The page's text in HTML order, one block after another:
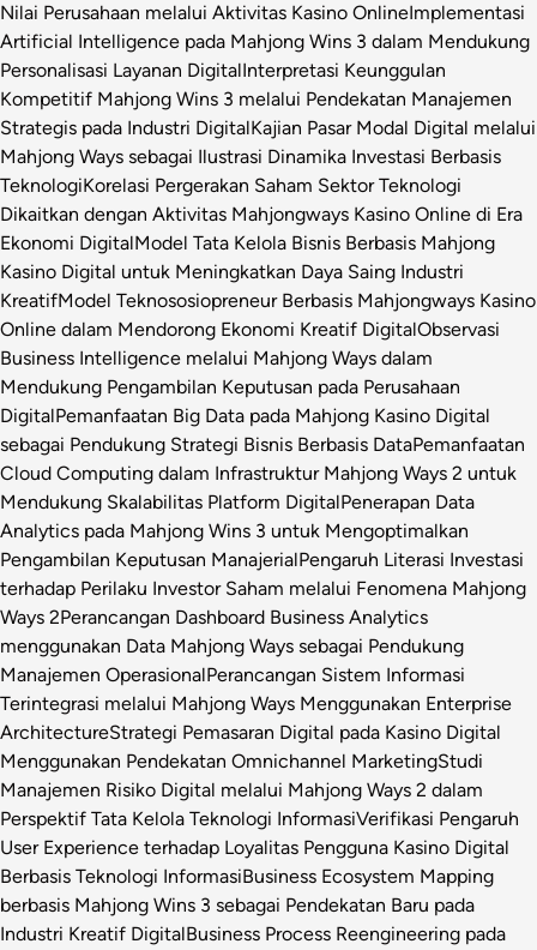
Nilai Perusahaan melalui Aktivitas Kasino OnlineImplementasi
Artificial Intelligence pada Mahjong Wins 3 dalam Mendukung
Personalisasi Layanan DigitalInterpretasi Keunggulan
Kompetitif Mahjong Wins 3 melalui Pendekatan Manajemen
Strategis pada Industri DigitalKajian Pasar Modal Digital melalui
Mahjong Ways sebagai Ilustrasi Dinamika Investasi Berbasis
TeknologiKorelasi Pergerakan Saham Sektor Teknologi
Dikaitkan dengan Aktivitas Mahjongways Kasino Online di Era
Ekonomi DigitalModel Tata Kelola Bisnis Berbasis Mahjong
Kasino Digital untuk Meningkatkan Daya Saing Industri
KreatifModel Teknososiopreneur Berbasis Mahjongways Kasino
Online dalam Mendorong Ekonomi Kreatif DigitalObservasi
Business Intelligence melalui Mahjong Ways dalam
Mendukung Pengambilan Keputusan pada Perusahaan
DigitalPemanfaatan Big Data pada Mahjong Kasino Digital
sebagai Pendukung Strategi Bisnis Berbasis DataPemanfaatan
Cloud Computing dalam Infrastruktur Mahjong Ways 2 untuk
Mendukung Skalabilitas Platform DigitalPenerapan Data
Analytics pada Mahjong Wins 3 untuk Mengoptimalkan
Pengambilan Keputusan ManajerialPengaruh Literasi Investasi
terhadap Perilaku Investor Saham melalui Fenomena Mahjong
Ways 2Perancangan Dashboard Business Analytics
menggunakan Data Mahjong Ways sebagai Pendukung
Manajemen OperasionalPerancangan Sistem Informasi
Terintegrasi melalui Mahjong Ways Menggunakan Enterprise
ArchitectureStrategi Pemasaran Digital pada Kasino Digital
Menggunakan Pendekatan Omnichannel MarketingStudi
Manajemen Risiko Digital melalui Mahjong Ways 2 dalam
Perspektif Tata Kelola Teknologi InformasiVerifikasi Pengaruh
User Experience terhadap Loyalitas Pengguna Kasino Digital
Berbasis Teknologi InformasiBusiness Ecosystem Mapping
berbasis Mahjong Wins 3 sebagai Pendekatan Baru pada
Industri Kreatif DigitalBusiness Process Reengineering pada